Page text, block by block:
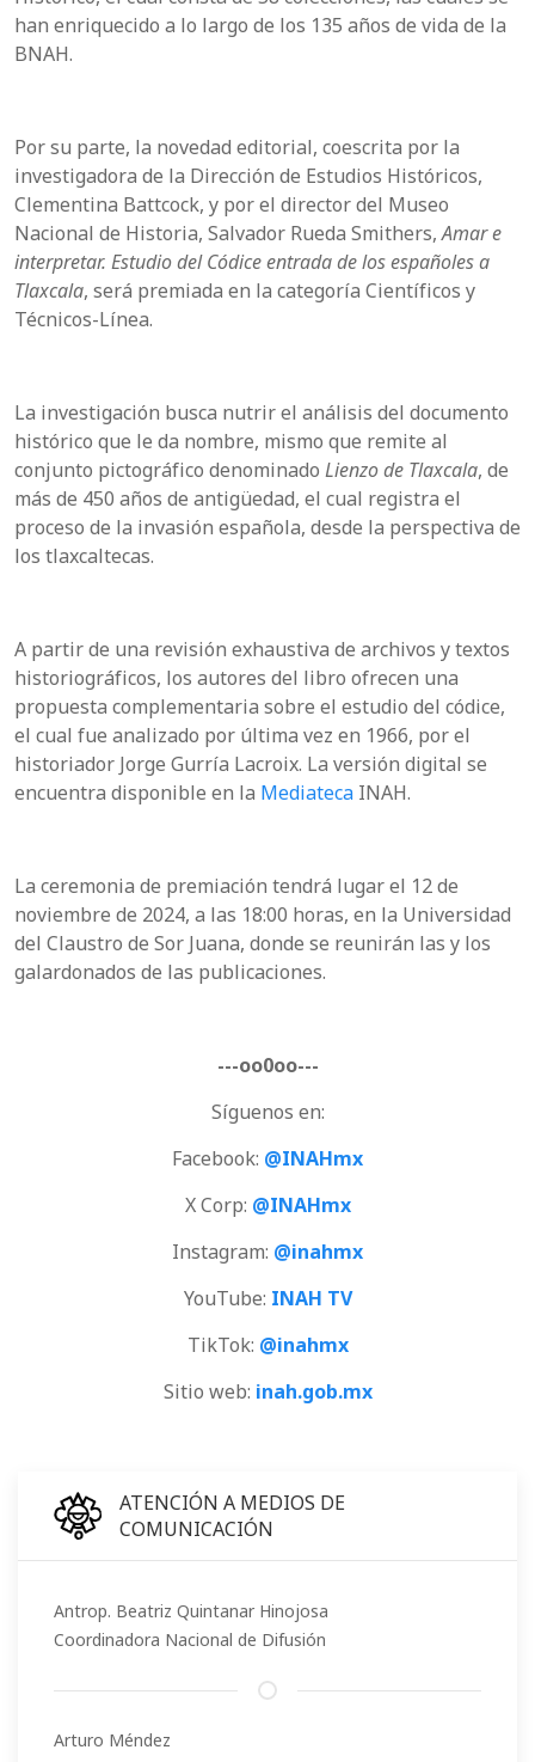
han enriquecido a lo largo de los 135 años de vida de la
BNAH.
Por su parte, la novedad editorial, coescrita por la
investigadora de la Dirección de Estudios Históricos,
Clementina Battcock, y por el director del Museo
Nacional de Historia, Salvador Rueda Smithers,Amar e
interpretar. Estudio del Códice entrada de los españoles a
Tlaxcala, será premiada en la categoría Científicos y
Técnicos-Línea.
La investigación busca nutrir el análisis del documento
histórico que le da nombre, mismo que remite al
conjunto pictográfico denominado Lienzo de Tlaxcala, de
más de 450 años de antigüedad, el cual registra el
proceso de la invasión española, desde la perspectiva de
los tlaxcaltecas.
A partir de una revisión exhaustiva de archivos y textos
historiográficos, los autores del libro ofrecen una
propuesta complementaria sobre el estudio del códice,
el cual fue analizado por última vez en 1966, por el
historiador Jorge Gurría Lacroix. La versión digital se
encuentra disponible en la Mediateca INAH.
La ceremonia de premiación tendrá lugar el 12 de
noviembre de 2024, a las 18:00 horas, en la Universidad
del Claustro de Sor Juana, donde se reunirán las y los
galardonados de las publicaciones.
---oo0oo---
Síguenos en:
Facebook: @INAHmx
X Corp: @INAHmx
Instagram: @inahmx
YouTube: INAH TV
TikTok: @inahmx
Sitio web: inah.gob.mx
ATENCIÓN A MEDIOS DE
COMUNICACIÓN
Antrop. Beatriz Quintanar Hinojosa
Coordinadora Nacional de Difusión
Arturo Méndez